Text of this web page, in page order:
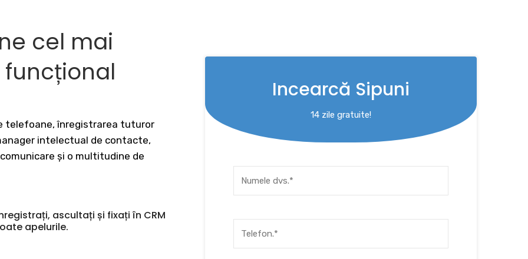
cel mai
telefoane, înregistrarea tuturor
intelectual de contacte,
și o multitudine de
ascultați și fixați în CRM
apelurile.
Incearcă Sipuni
14 zile gratuite!